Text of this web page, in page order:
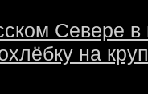
Севере в
на